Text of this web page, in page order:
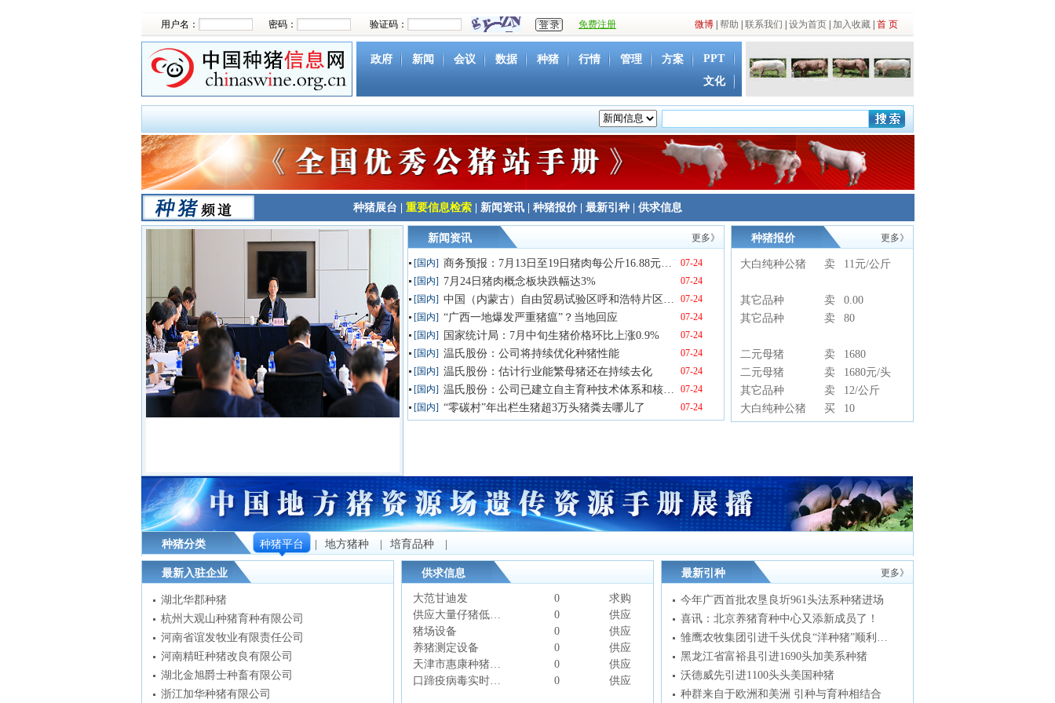
用户名： 密码： 验证码： 免费注册 微博 帮助 联系我们 设为首页 加入收藏 首 页
政府 新闻 会议 数据 种猪 行情 管理 方案
PPT
文化
资源
社团 下载 育种 营养 环境 猪病 视频
种猪展台 重要信息检索 新闻资讯 种猪报价 最新引种 供求信息
1 2 3 4 5
新闻资讯 更多》
[国内] 商务预报：7月13日至19日猪肉每公斤16.88元，上涨1.6%
07-24
[国内] 7月24日猪肉概念板块跌幅达3%
07-24
[国内]
中国（内蒙古）自由贸易试验区呼和浩特片区第二单冷冻猪肉发往蒙古国
07-24
[国内] “广西一地爆发严重猪瘟”？当地回应
07-24
[国内]
国家统计局：7月中旬生猪价格环比上涨0.9%
07-24
[国内] 温氏股份：公司将持续优化种猪性能
07-24
[国内] 温氏股份：估计行业能繁母猪还在持续去化
07-24
[国内]
温氏股份：公司已建立自主育种技术体系和核心种群体系
07-24
[国内] “零碳村”年出栏生猪超3万头猪粪去哪儿了 07-24
种猪报价 更多》
大白纯种公猪 卖 11元/公斤
其它品种 卖
0.00
其它品种
卖 80
二元母猪 卖
1680
二元母猪
卖
1680元/头
其它品种
卖
12/公斤
大白纯种公猪
买 10
种猪分类 种猪平台 地方猪种 培育品种
最新入驻企业
湖北华郡种猪
杭州大观山种猪育种有限公司
河南省谊发牧业有限责任公司
河南精旺种猪改良有限公司
湖北金旭爵士种畜有限公司
浙江加华种猪有限公司
供求信息
大范甘迪发 0
求购
供应大量仔猪低价送货上门
0
供应
猪场设备
0
供应
养猪测定设备
0
供应
天津市惠康种猪育种有限公司
0
供应
口蹄疫病毒实时荧光RT-PCR检测试剂盒
0 供应
最新引种 更多》
今年广西首批农垦良圻961头法系种猪进场
喜讯：北京养猪育种中心又添新成员了！
雏鹰农牧集团引进千头优良“洋种猪”顺利空运到境
黑龙江省富裕县引进1690头加美系种猪
沃德威先引进1100头头美国种猪
种群来自于欧洲和美洲 引种与育种相结合